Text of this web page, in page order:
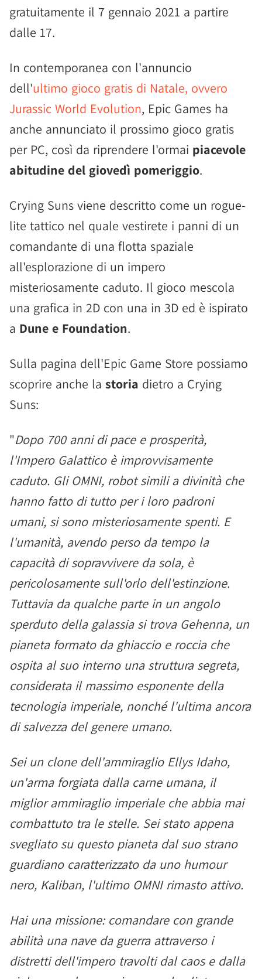
gratuitamente il 7 gennaio 2021 a partire
dalle 17.
In contemporanea con l'annuncio
dell'ultimo gioco gratis di Natale, ovvero
Jurassic World Evolution, Epic Games ha
anche annunciato il prossimo gioco gratis
per PC, così da riprendere l'ormai piacevole
abitudine del giovedì pomeriggio.
Crying Suns viene descritto come un rogue-
lite tattico nel quale vestirete i panni di un
comandante di una flotta spaziale
all'esplorazione di un impero
misteriosamente caduto. Il gioco mescola
una grafica in 2D con una in 3D ed è ispirato
a Dune e Foundation.
Sulla pagina dell'Epic Game Store possiamo
scoprire anche la storia dietro a Crying
Suns:
"Dopo 700 anni di pace e prosperità,
l'Impero Galattico è improvvisamente
caduto. Gli OMNI, robot simili a divinità che
hanno fatto di tutto per i loro padroni
umani, si sono misteriosamente spenti. E
l'umanità, avendo perso da tempo la
capacità di sopravvivere da sola, è
pericolosamente sull'orlo dell'estinzione.
Tuttavia da qualche parte in un angolo
sperduto della galassia si trova Gehenna, un
pianeta formato da ghiaccio e roccia che
ospita al suo interno una struttura segreta,
considerata il massimo esponente della
tecnologia imperiale, nonché l'ultima ancora
di salvezza del genere umano.
Sei un clone dell'ammiraglio Ellys Idaho,
un'arma forgiata dalla carne umana, il
miglior ammiraglio imperiale che abbia mai
combattuto tra le stelle. Sei stato appena
svegliato su questo pianeta dal suo strano
guardiano caratterizzato da uno humour
nero, Kaliban, l'ultimo OMNI rimasto attivo.
Hai una missione: comandare con grande
abilità una nave da guerra attraverso i
distretti dell'impero travolti dal caos e dalla